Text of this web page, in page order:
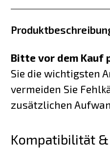
Bitte vor dem Kauf
Sie die wichtigsten
vermeiden Sie
zusätzlichen
Kompatibilität